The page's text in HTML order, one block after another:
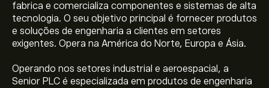
fabrica e comercializa componentes e sistemas de alta
tecnologia. O seu objetivo principal é fornecer produtos
e soluções de engenharia a clientes em setores
exigentes. Opera na América do Norte, Europa e Ásia.
Operando nos setores industrial e aeroespacial, a
Senior PLC é especializada em produtos de engenharia